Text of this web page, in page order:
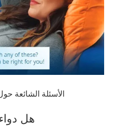
الأسئلة الشائعة
هل